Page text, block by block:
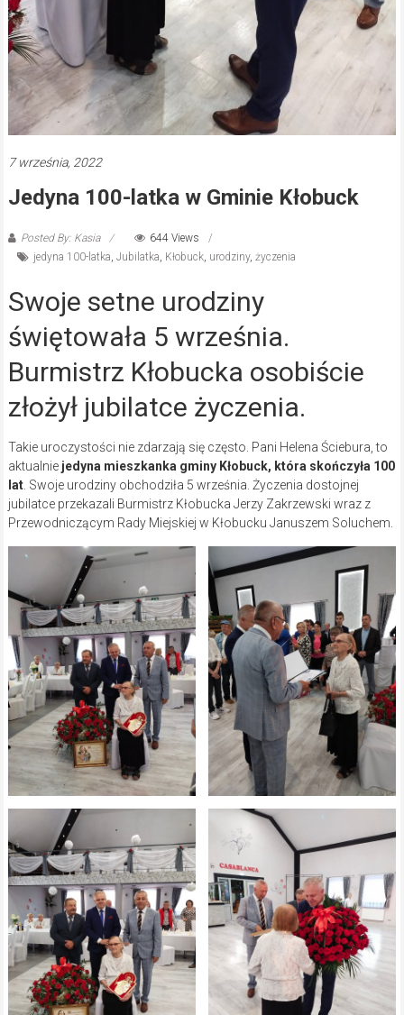
7 września, 2022
Jedyna 100-latka w Gminie Kłobuck
Posted By: Kasia
644 Views
jedyna 100-latka Jubilatka Kłobuck, urodziny, życzenia
Swoje setne urodziny
świętowała 5 września.
Burmistrz Kłobucka osobiście
złożył jubilatce życzenia.
Takie uroczystości nie zdarzają się często. Pani Helena Ściebura, to
aktualnie jedyna mieszkanka gminy Kłobuck, która skończyła 100
lat. Swoje urodziny obchodziła 5 września. Życzenia dostojnej
jubilatce przekazali Burmistrz Kłobucka Jerzy Zakrzewski wraz z
Przewodniczącym Rady Miejskiej w Kłobucku Januszem Soluchem.